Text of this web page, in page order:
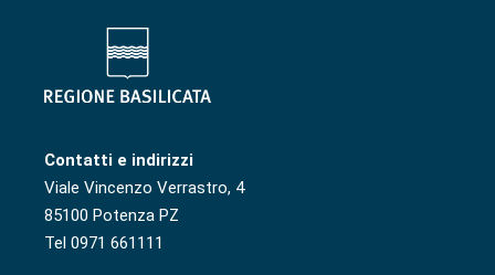
Contatti e indirizzi
Viale Vincenzo Verrastro, 4
85100 Potenza PZ
Tel 0971 661111